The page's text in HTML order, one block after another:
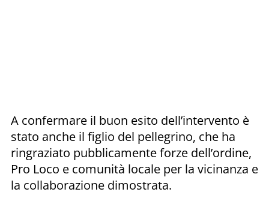
A confermare il buon esito dell’intervento è
stato anche il figlio del pellegrino, che ha
ringraziato pubblicamente forze dell’ordine,
Pro Loco e comunità locale per la vicinanza e
la collaborazione dimostrata.